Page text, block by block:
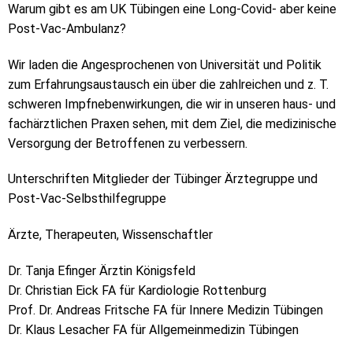
Warum gibt es am UK Tübingen eine Long-Covid- aber keine
Post-Vac-Ambulanz?
Wir laden die Angesprochenen von Universität und Politik
zum Erfahrungsaustausch ein über die zahlreichen und z. T.
schweren Impfnebenwirkungen, die wir in unseren haus- und
fachärztlichen Praxen sehen, mit dem Ziel, die medizinische
Versorgung der Betroffenen zu verbessern.
Unterschriften Mitglieder der Tübinger Ärztegruppe und
Post-Vac-Selbsthilfegruppe
Ärzte, Therapeuten, Wissenschaftler
Dr. Tanja Efinger Ärztin Königsfeld
Dr. Christian Eick FA für Kardiologie Rottenburg
Prof. Dr. Andreas Fritsche FA für Innere Medizin Tübingen
Dr. Klaus Lesacher FA für Allgemeinmedizin Tübingen